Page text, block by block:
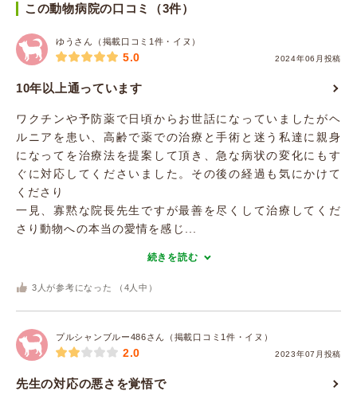
この動物病院の口コミ（3件）
ゆうさん（掲載口コミ1件・イヌ）
2024年06月投稿
5.0
10年以上通っています
ワクチンや予防薬で日頃からお世話になっていましたがヘ
ルニアを患い、高齢で薬での治療と手術と迷う私達に親身
になってを治療法を提案して頂き、急な病状の変化にもす
ぐに対応してくださいました。その後の経過も気にかけて
くださり
一見、寡黙な院長先生ですが最善を尽くして治療してくだ
さり動物への本当の愛情を感じ...
続きを読む
3 人が参考になった （ 4 人中）
プルシャンブルー486さん（掲載口コミ1件・イヌ）
2023年07月投稿
2.0
先生の対応の悪さを覚悟で